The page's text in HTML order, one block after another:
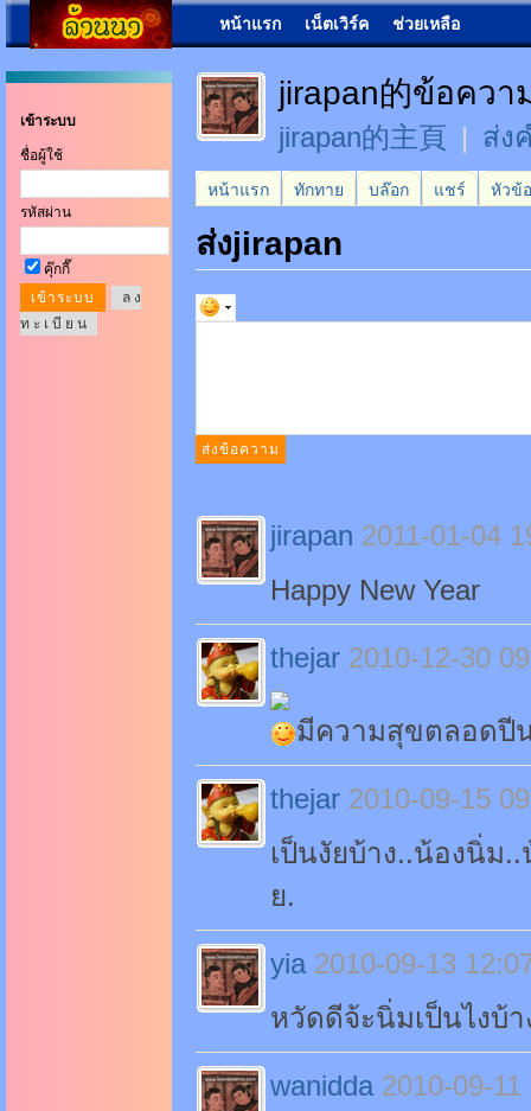
หน้าแรก เน็ตเวิร์ค ช่วยเหลือ
เข้าระบบ
ชื่อผู้ใช้
รหัสผ่าน
คุ๊กกี๊
ล ง
ท ะ เ บี ย น
jirapan的ข้อควา
jirapan的主頁 | ส่ง
หน้าแรก ทักทาย บล๊อก แชร์ หัวข้อ
ส่งjirapan
jirapan 2011-01-04
Happy New Year
thejar 2010-12-30
มีความสุขตลอดปี
thejar 2010-09-15
เป็นงัยบ้าง..น้องนิ่ม
ย.
yia 2010-09-13
หวัดดีจ้ะนิ่มเป็นไงบ้า
wanidda 2010-09-11